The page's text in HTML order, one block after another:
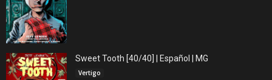
Sweet Tooth [40/40] | Español | MG
Vertigo